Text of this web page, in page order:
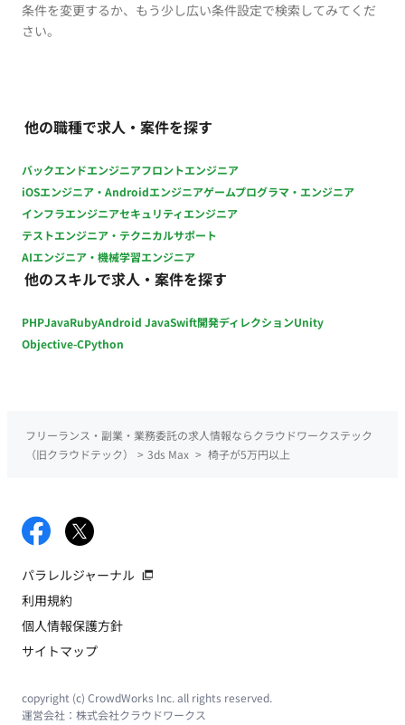
条件を変更するか、もう少し広い条件設定で検索してみてくだ
さい。
他の職種で求人・案件を探す
バックエンドエンジニアフロントエンジニア
iOSエンジニア・Androidエンジニアゲームプログラマ・エンジニア
インフラエンジニアセキュリティエンジニア
テストエンジニア・テクニカルサポート
AIエンジニア・機械学習エンジニア
他のスキルで求人・案件を探す
PHPJavaRubyAndroid JavaSwift開発ディレクションUnity
Objective-CPython
フリーランス・副業・業務委託の求人情報ならクラウドワークステック
（旧クラウドテック）
> 3ds Max > 椅子が5万円以上
パラレルジャーナル
利用規約
個人情報保護方針
サイトマップ
copyright (c) CrowdWorks Inc. all rights reserved.
運営会社： 株式会社クラウドワークス